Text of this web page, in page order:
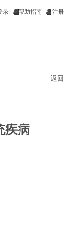
录 帮助指南 注册
返回
疾病